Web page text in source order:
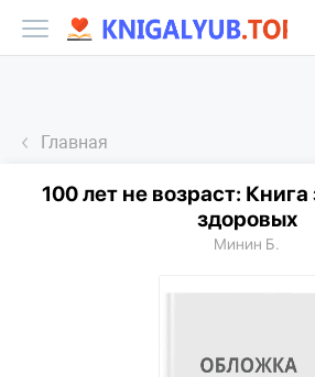
Главная
100 лет не возраст:
здоровых
Минин Б.